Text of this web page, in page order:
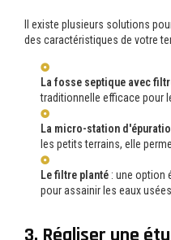
Il existe plusieurs solutions
des caractéristiques de votre
La fosse septique avec
traditionnelle efficace pour
La micro-station
les petits terrains, elle
Le filtre planté : une option
pour assainir les eaux usées.
3. Réaliser une